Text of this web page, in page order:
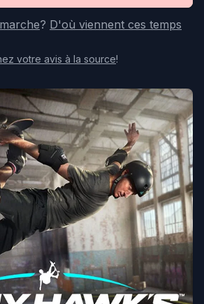
? D'où viennent ces temps
votre avis à la source!